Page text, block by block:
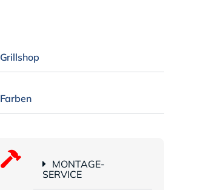
Grillshop
Farben
MONTAGE-
SERVICE